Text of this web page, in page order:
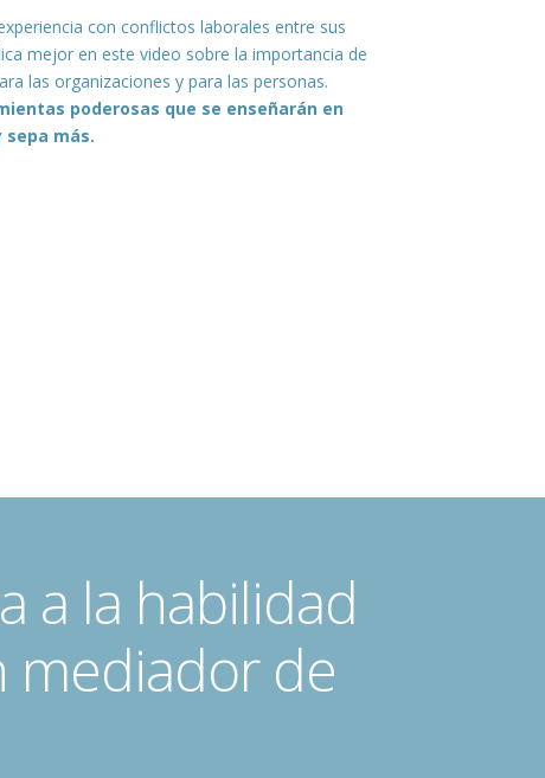
con conflictos laborales entre sus
mejor en este video sobre la importancia de
las organizaciones y para las personas.
poderosas que se enseñarán en
sepa más.
a la habilidad
mediador de